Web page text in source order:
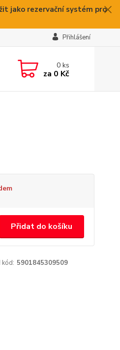
jako rezervační systém pro
Přihlášení
0ks
za 0 Kč
Přidat do košíku
kód: 5901845309509